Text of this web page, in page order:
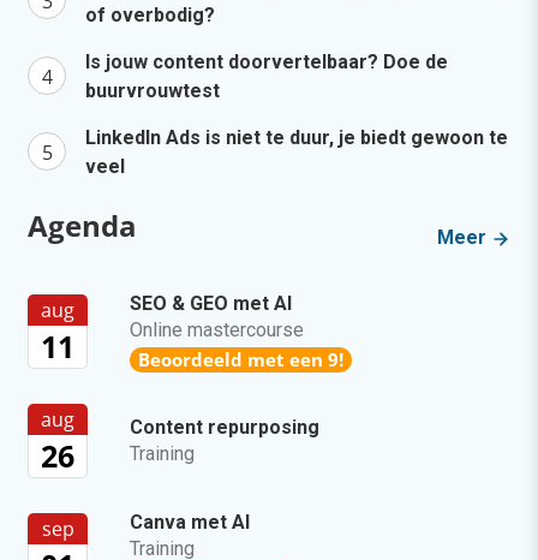
of overbodig?
Is jouw content doorvertelbaar? Doe de
buurvrouwtest
LinkedIn Ads is niet te duur, je biedt gewoon te
veel
Agenda Meer
aug
11
SEO & GEO met AI
Online mastercourse
Beoordeeld met een 9!
aug
26
Content repurposing
Training
sep
Canva met AI
Training